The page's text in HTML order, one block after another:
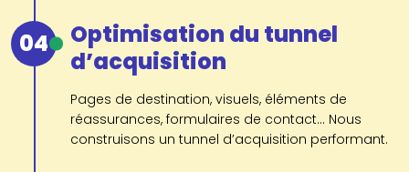
04
Optimisation du tunnel
d’acquisition
Pages de destination, visuels, éléments de
réassurances, formulaires de contact... Nous
construisons un tunnel d’acquisition performant.